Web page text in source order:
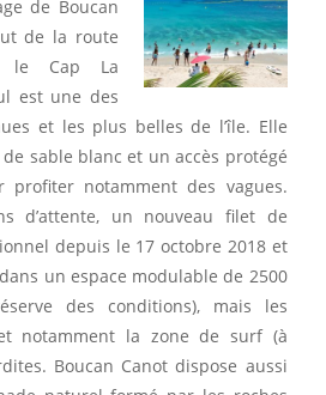
de Boucan
de la route
le Cap La
est une des
et les plus belles de l’île. Elle
sable blanc et un accès protégé
notamment des vagues.
d’attente, un nouveau filet de
depuis le 17 octobre 2018 et
un espace modulable de 2500
des conditions), mais les
notamment la zone de surf (à
Boucan Canot dispose aussi